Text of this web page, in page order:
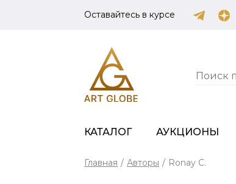
Оставайтесь в курсе
КАТАЛОГ АУКЦИОНЫ
Главная / Авторы / Ronay C.